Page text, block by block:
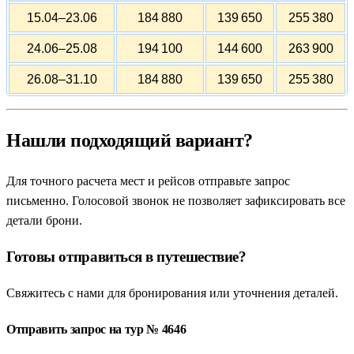
15.04–23.06 184 880 139 650 255 380
24.06–25.08 194 100 144 600 263 900
26.08–31.10 184 880 139 650 255 380
Нашли подходящий вариант?
Для точного расчета мест и рейсов отправьте запрос
письменно. Голосовой звонок не позволяет зафиксировать все
детали брони.
Готовы отправиться в путешествие?
Свяжитесь с нами для бронирования или уточнения деталей.
Отправить запрос на тур № 4646